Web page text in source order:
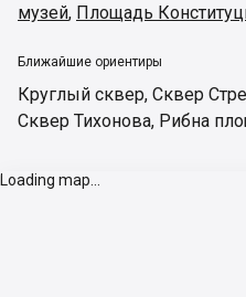
музей, Площадь
Ближайшие ориентиры
Круглый сквер, Сквер
Сквер Тихонова, Рибна
Loading map...